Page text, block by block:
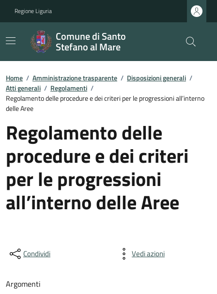
Regione Liguria
Comune di Santo
Stefano al Mare
Home / Amministrazione trasparente / Disposizioni generali /
Atti generali / Regolamenti /
Regolamento delle procedure e dei criteri per le progressioni all’interno
delle Aree
Regolamento delle
procedure e dei criteri
per le progressioni
all’interno delle Aree
Condividi Vedi azioni
Argomenti